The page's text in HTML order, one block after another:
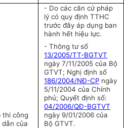
thi công
của
- Do các căn cứ pháp
lý có quy định TTHC
trước đây áp dụng ban
hành hết hiệu lực.
- Thông tư số
13/2005/TT-BGTVT
ngày 7/11/2005 của Bộ
GTVT; Nghị định số
186/2004/NĐ-CP ngày
5/11/2004 của Chính
phủ; Quyết định số:
04/2006/QĐ-BGTVT
ngày 9/01/2006 của
Bộ GTVT.